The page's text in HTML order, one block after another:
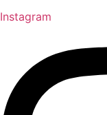
Instagram